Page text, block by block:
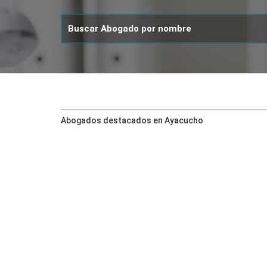
Abogados destacados en Ayacucho